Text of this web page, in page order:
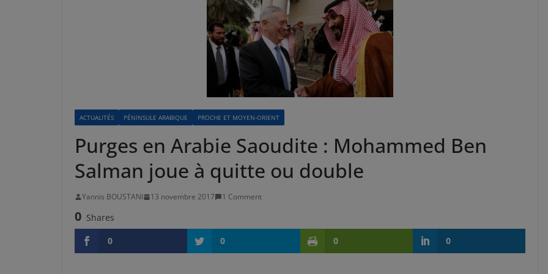
ACTUALITÉS PÉNINSULE ARABIQUE PROCHE ET MOYEN-ORIENT
Purges en Arabie Saoudite : Mohammed Ben
Salman joue à quitte ou double
Yannis BOUSTANI 13 novembre 2017 1 Comment
0 Shares
0
0 0 0